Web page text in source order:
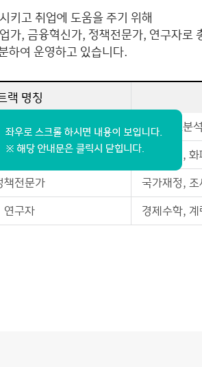
키고 취업에 도움을 주기 위해
가, 금융혁신가, 정책전문가, 연구자로
하여 운영하고 있습니다.
랙 명칭
기업가
경제자료분
금융혁신가
거시경제,
책전문가
국가재정,
연구자
경제수학,